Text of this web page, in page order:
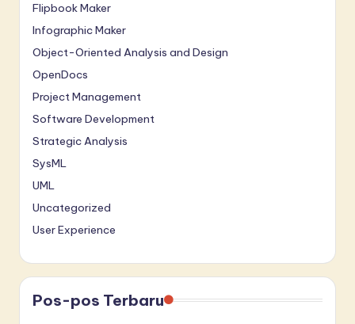
Flipbook Maker
Infographic Maker
Object-Oriented Analysis and Design
OpenDocs
Project Management
Software Development
Strategic Analysis
SysML
UML
Uncategorized
User Experience
Pos-pos Terbaru